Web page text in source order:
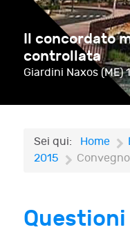
Il concordato
controllata
Giardini Naxos (ME)
Sei qui: Home
2015